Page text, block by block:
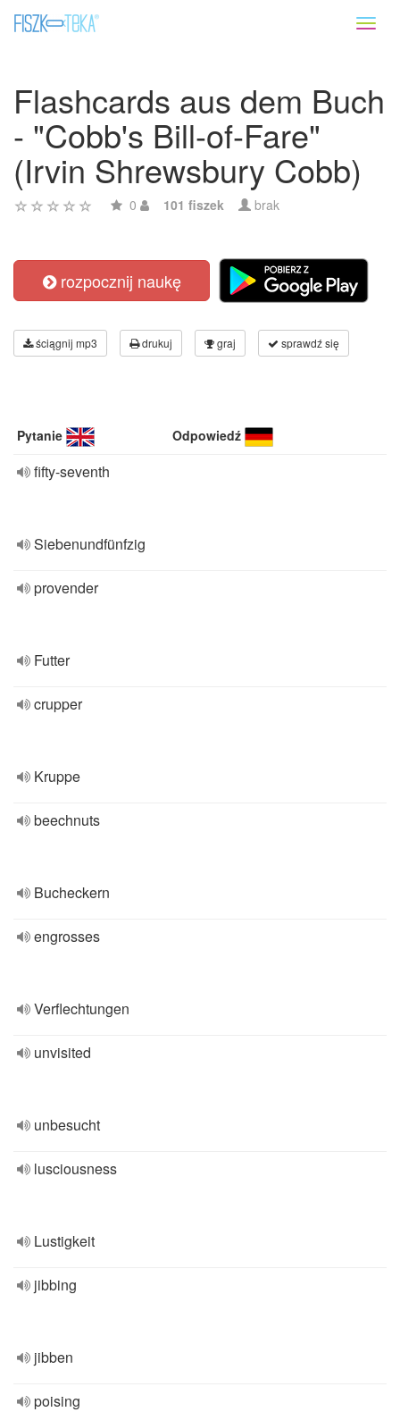
Flashcards aus dem Buch
- "Cobb's Bill-of-Fare"
(Irvin Shrewsbury Cobb)
0 101 fiszek brak
rozpocznij naukę
ściągnij mp3 drukuj graj sprawdź się
Pytanie Odpowiedź
fifty-seventh
Siebenundfünfzig
provender
Futter
crupper
Kruppe
beechnuts
Bucheckern
engrosses
Verflechtungen
unvisited
unbesucht
lusciousness
Lustigkeit
jibbing
jibben
poising